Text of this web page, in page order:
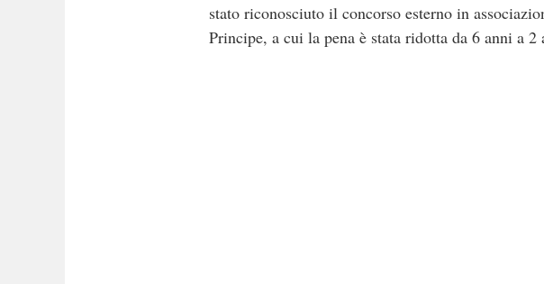
stato riconosciuto il concorso esterno in
Principe, a cui la pena è stata ridotta da 6 anni a